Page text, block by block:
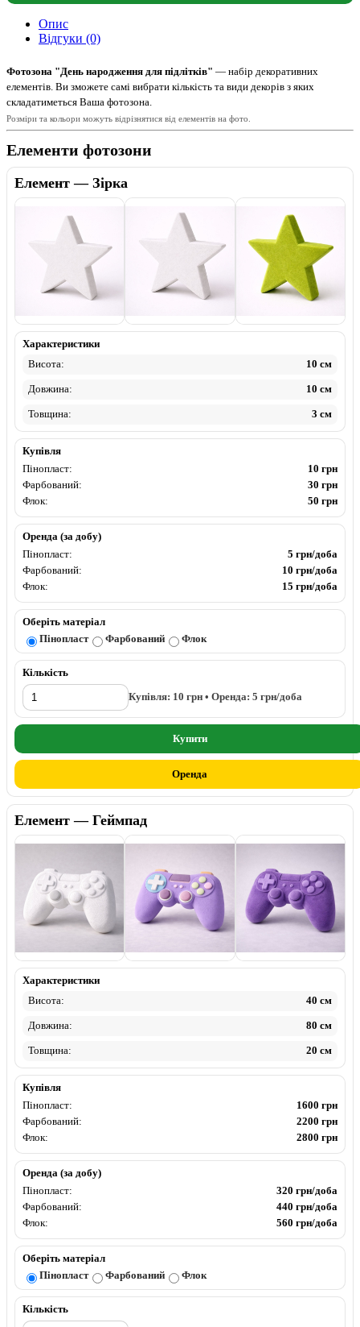
Опис
Відгуки (0)
Фотозона "День народження для підлітків" — набір декоративних
елементів. Ви зможете самі вибрати кількість та види декорів з яких
складатиметься Ваша фотозона.
Розміри та кольори можуть відрізнятися від елементів на фото.
Елементи фотозони
Елемент — Зірка
Пінопласт Фарбований Флок
Характеристики
Висота:
10 см
Довжина: 10 см
Товщина: 3 см
Купівля
Пінопласт:
10 грн
Фарбований:
30 грн
Флок:
50 грн
Оренда (за добу)
Пінопласт:
5 грн/доба
Фарбований:
10 грн/доба
Флок:
15 грн/доба
Оберіть матеріал
Пінопласт
Фарбований Флок
Кількість
Купівля: 10 грн • Оренда: 5 грн/доба
Купити
Оренда
Елемент — Геймпад
Пінопласт Фарбований Флок
Характеристики
Висота:
40 см
Довжина: 80 см
Товщина: 20 см
Купівля
Пінопласт:
1600 грн
Фарбований:
2200 грн
Флок:
2800 грн
Оренда (за добу)
Пінопласт:
320 грн/доба
Фарбований:
440 грн/доба
Флок:
560 грн/доба
Оберіть матеріал
Пінопласт
Фарбований Флок
Кількість